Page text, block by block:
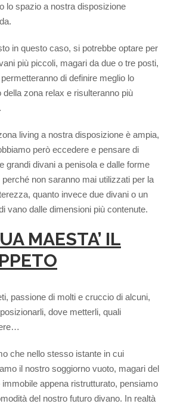
lo spazio a nostra disposizione
in questo caso, si potrebbe optare per
più piccoli, magari da due o tre posti,
di definire meglio lo
della zona relax e risulteranno più
living a nostra disposizione è ampia,
però eccedere e pensare di
grandi divani a penisola e dalle forme
non saranno mai utilizzati per la
quanto invece due divani o un
vano dalle dimensioni più contenute.
MAESTA’ IL
passione di molti e cruccio di alcuni,
dove metterli, quali
che nello stesso istante in cui
il nostro soggiorno vuoto, magari del
immobile appena ristrutturato, pensiamo
del nostro futuro divano. In realtà